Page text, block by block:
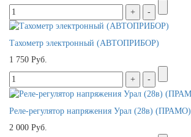
Тахометр электронный (АВТОПРИБОР)
1 750 Руб.
Реле-регулятор напряжения Урал (28в) (ПРАМО)
2 000 Руб.